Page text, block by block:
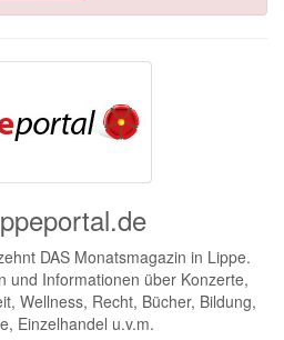
DAS Monatsmagazin in Lippe.
und Informationen über Konzerte,
Wellness, Recht, Bücher, Bildung,
Einzelhandel u.v.m.